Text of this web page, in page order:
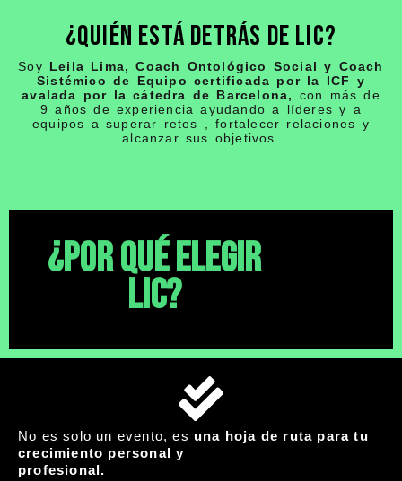
¿Quién está detrás de LIC?
Soy Leila Lima, Coach Ontológico Social y Coach
Sistémico de Equipo certificada por la ICF y
avalada por la cátedra de Barcelona,
con más de
9 años de experiencia ayudando a líderes y a
equipos a superar retos , fortalecer relaciones y
alcanzar sus objetivos.
¿Por qué elegir
LIC?
No es solo un evento, es una hoja de ruta para tu
crecimiento personal y
profesional.